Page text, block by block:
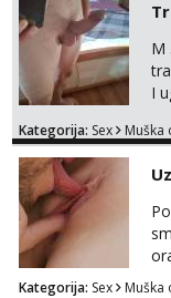
M
I
Kategorija: Sex
Kategorija: Sex Muška